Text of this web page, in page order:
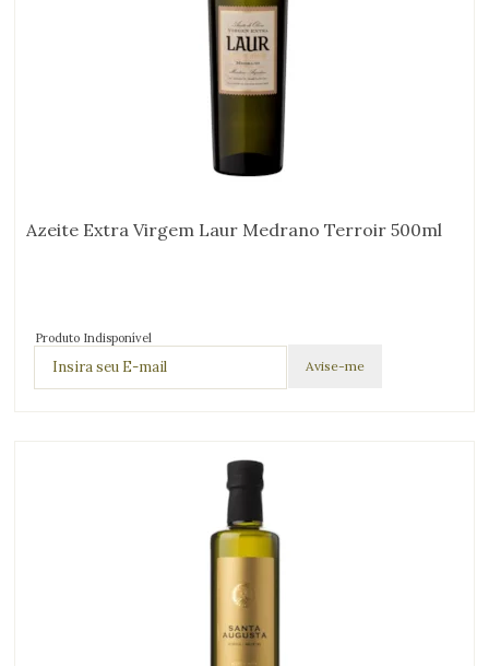
Azeite Extra Virgem Laur Medrano Terroir 500ml
Produto Indisponível